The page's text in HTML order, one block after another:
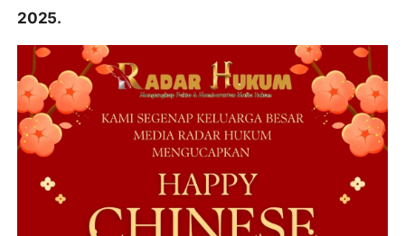
2025.